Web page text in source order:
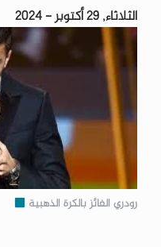
الثلاثاء, 29 أكتوبر - 2024
رودري الفائز بالكرة الذهبية